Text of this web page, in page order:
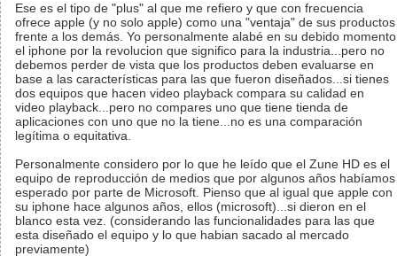
Ese es el tipo de "plus" al que me refiero y que con frecuencia
ofrece apple (y no solo apple) como una "ventaja" de sus productos
frente a los demás. Yo personalmente alabé en su debido momento
el iphone por la revolucion que significo para la industria...pero no
debemos perder de vista que los productos deben evaluarse en
base a las características para las que fueron diseñados...si tienes
dos equipos que hacen video playback compara su calidad en
video playback...pero no compares uno que tiene tienda de
aplicaciones con uno que no la tiene...no es una comparación
legítima o equitativa.
Personalmente considero por lo que he leído que el Zune HD es el
equipo de reproducción de medios que por algunos años habíamos
esperado por parte de Microsoft. Pienso que al igual que apple con
su iphone hace algunos años, ellos (microsoft)...si dieron en el
blanco esta vez. (considerando las funcionalidades para las que
esta diseñado el equipo y lo que habian sacado al mercado
previamente)